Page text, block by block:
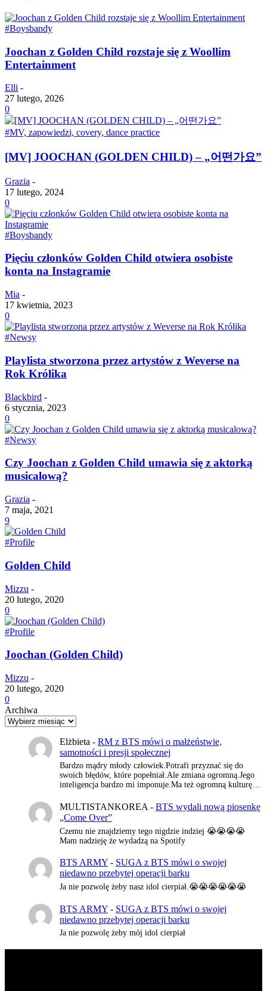
#Boysbandy
Joochan z Golden Child rozstaje się z Woollim
Entertainment
Elli -
27 lutego, 2026
0
#MV, zapowiedzi, covery, dance practice
[MV] JOOCHAN (GOLDEN CHILD) – „어떤가요”
Grazia -
17 lutego, 2024
0
#Boysbandy
Pięciu członków Golden Child otwiera osobiste
konta na Instagramie
Mia -
17 kwietnia, 2023
0
#Newsy
Playlista stworzona przez artystów z Weverse na
Rok Królika
Blackbird -
6 stycznia, 2023
0
#Newsy
Czy Joochan z Golden Child umawia się z aktorką
musicalową?
Grazia -
7 maja, 2021
9
#Profile
Golden Child
Mizzu -
20 lutego, 2020
0
#Profile
Joochan (Golden Child)
Mizzu -
20 lutego, 2020
0
Archiwa
Elżbieta - RM z BTS mówi o małżeństwie,
samotności i presji społecznej
Bardzo mądry młody człowiek.Potrafi przyznać się do
swoich błędów, które popełniał.Ale zmiana ogromną.Jego
inteligencja bardzo mi imponuje.Ma też ogromną kulturę…
MULTISTANKOREA - BTS wydali nową piosenkę
„Come Over”
Czemu nie znajdziemy tego nigdzie indziej 😭😭😭😭
Mam nadzieję że wydadzą na Spotify
BTS ARMY - SUGA z BTS mówi o swojej
niedawno przebytej operacji barku
Ja nie pozwolę żeby nasz idol cierpiał.😭😭😭😭😭😭
BTS ARMY - SUGA z BTS mówi o swojej
niedawno przebytej operacji barku
Ja nie pozwolę żeby mòj idol cierpiał